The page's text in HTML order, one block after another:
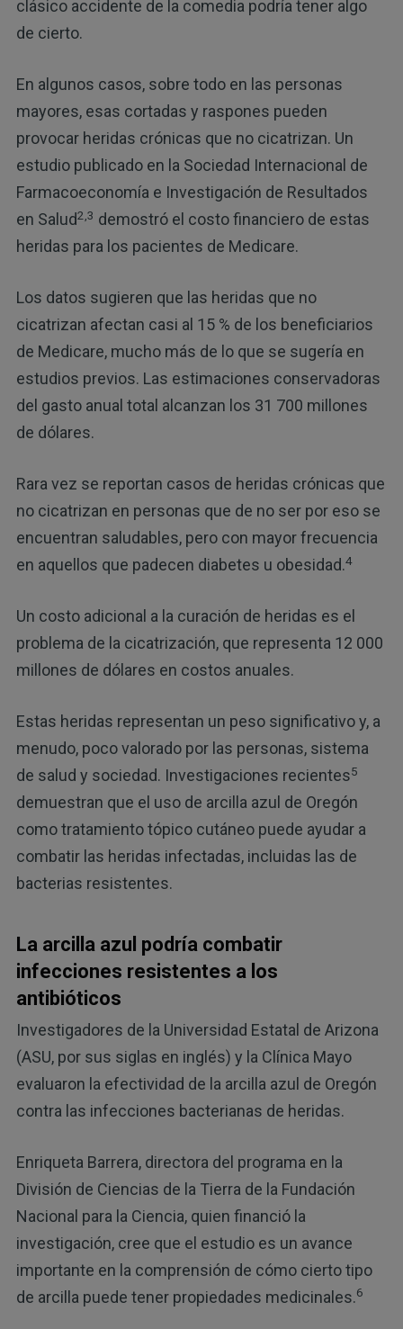
clásico accidente de la comedia podría tener algo
de cierto.
En algunos casos, sobre todo en las personas
mayores, esas cortadas y raspones pueden
provocar heridas crónicas que no cicatrizan. Un
estudio publicado en la Sociedad Internacional de
Farmacoeconomía e Investigación de Resultados
en Salud2, 3 demostró el costo financiero de estas
heridas para los pacientes de Medicare.
Los datos sugieren que las heridas que no
cicatrizan afectan casi al 15 % de los beneficiarios
de Medicare, mucho más de lo que se sugería en
estudios previos. Las estimaciones conservadoras
del gasto anual total alcanzan los 31 700 millones
de dólares.
Rara vez se reportan casos de heridas crónicas que
no cicatrizan en personas que de no ser por eso se
encuentran saludables, pero con mayor frecuencia
en aquellos que padecen diabetes u obesidad.4
Un costo adicional a la curación de heridas es el
problema de la cicatrización, que representa 12 000
millones de dólares en costos anuales.
Estas heridas representan un peso significativo y, a
menudo, poco valorado por las personas, sistema
de salud y sociedad. Investigaciones recientes5
demuestran que el uso de arcilla azul de Oregón
como tratamiento tópico cutáneo puede ayudar a
combatir las heridas infectadas, incluidas las de
bacterias resistentes.
La arcilla azul podría combatir
infecciones resistentes a los
antibióticos
Investigadores de la Universidad Estatal de Arizona
(ASU, por sus siglas en inglés) y la Clínica Mayo
evaluaron la efectividad de la arcilla azul de Oregón
contra las infecciones bacterianas de heridas.
Enriqueta Barrera, directora del programa en la
División de Ciencias de la Tierra de la Fundación
Nacional para la Ciencia, quien financió la
investigación, cree que el estudio es un avance
importante en la comprensión de cómo cierto tipo
de arcilla puede tener propiedades medicinales.6